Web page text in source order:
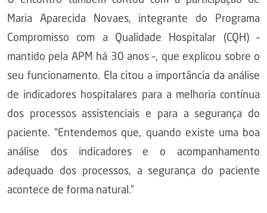
Maria Aparecida Novaes, integrante do Programa
Compromisso com a Qualidade Hospitalar (CQH) –
mantido pela APM há 30 anos –, que explicou sobre o
seu funcionamento. Ela citou a importância da análise
de indicadores hospitalares para a melhoria contínua
dos processos assistenciais e para a segurança do
paciente. “Entendemos que, quando existe uma boa
análise dos indicadores e o acompanhamento
adequado dos processos, a segurança do paciente
acontece de forma natural.”